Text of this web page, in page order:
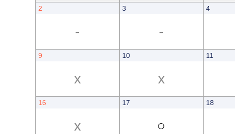
2
-
3
-
4
9
x
10
x
11
16
x
17
○
18